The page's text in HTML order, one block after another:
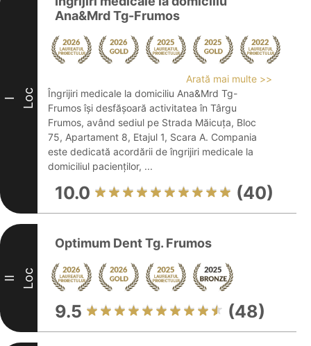
I Loc
Ana&Mrd Tg-Frumos
Arată mai multe >>
Îngrijiri medicale la domiciliu Ana&Mrd Tg-
Frumos își desfășoară activitatea în Târgu
Frumos, având sediul pe Strada Măicuța, Bloc
75, Apartament 8, Etajul 1, Scara A. Compania
este dedicată acordării de îngrijiri medicale la
domiciliul pacienților, ...
10.0 (40)
II Loc
Optimum Dent Tg. Frumos
9.5 (48)